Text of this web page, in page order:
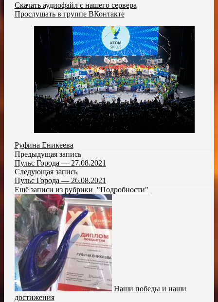
Скачать аудиофайл с нашего сервера
Прослушать в группе ВКонтакте
Руфина Еникеева
Предыдущая запись
Пульс Города — 27.08.2021
Следующая запись
Пульс Города — 26.08.2021
Ещё записи из рубрики "Подробности"
Наши победы и наши
достижения